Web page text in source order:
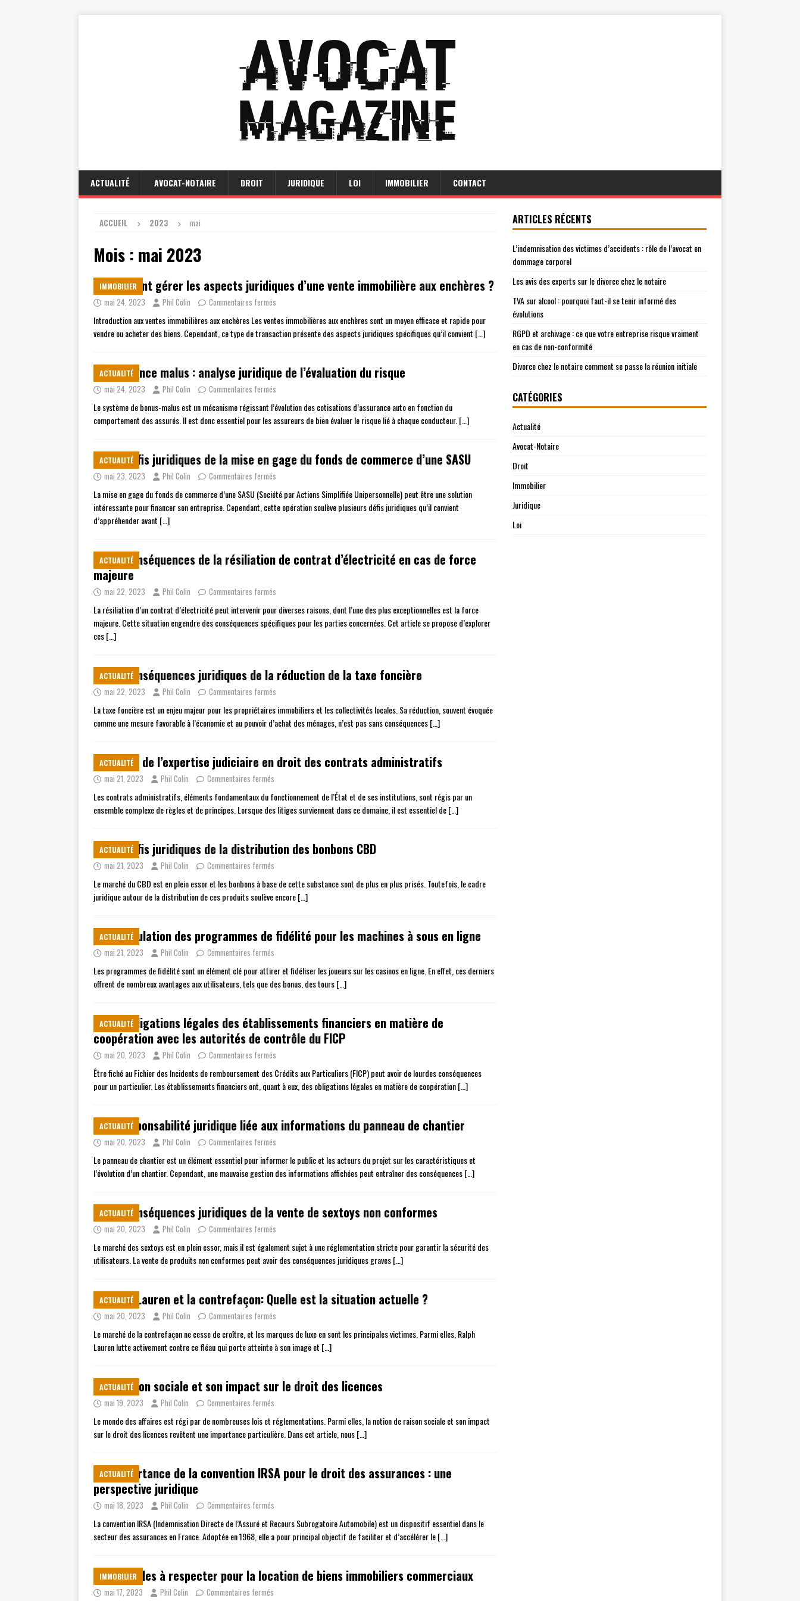
ACTUALITÉ AVOCAT-NOTAIRE DROIT JURIDIQUE LOI IMMOBILIER CONTACT
ACCUEIL 2023 mai
Mois : mai 2023
IMMOBILIER
Comment gérer les aspects juridiques d’une vente immobilière aux enchères ?
mai 24, 2023 Phil Colin Commentaires fermés
Introduction aux ventes immobilières aux enchères Les ventes immobilières aux enchères sont un moyen efficace et rapide pour
vendre ou acheter des biens. Cependant, ce type de transaction présente des aspects juridiques spécifiques qu’il convient […]
ACTUALITÉ
Assurance malus : analyse juridique de l’évaluation du risque
mai 24, 2023 Phil Colin Commentaires fermés
Le système de bonus-malus est un mécanisme régissant l’évolution des cotisations d’assurance auto en fonction du
comportement des assurés. Il est donc essentiel pour les assureurs de bien évaluer le risque lié à chaque conducteur. […]
ACTUALITÉ
Les défis juridiques de la mise en gage du fonds de commerce d’une SASU
mai 23, 2023 Phil Colin Commentaires fermés
La mise en gage du fonds de commerce d’une SASU (Société par Actions Simplifiée Unipersonnelle) peut être une solution
intéressante pour financer son entreprise. Cependant, cette opération soulève plusieurs défis juridiques qu’il convient
d’appréhender avant […]
ACTUALITÉ
Les conséquences de la résiliation de contrat d’électricité en cas de force
majeure
mai 22, 2023 Phil Colin Commentaires fermés
La résiliation d’un contrat d’électricité peut intervenir pour diverses raisons, dont l’une des plus exceptionnelles est la force
majeure. Cette situation engendre des conséquences spécifiques pour les parties concernées. Cet article se propose d’explorer
ces[…]
ACTUALITÉ
Les conséquences juridiques de la réduction de la taxe foncière
mai 22, 2023 Phil Colin Commentaires fermés
La taxe foncière est un enjeu majeur pour les propriétaires immobiliers et les collectivités locales. Sa réduction, souvent évoquée
comme une mesure favorable à l’économie et au pouvoir d’achat des ménages, n’est pas sans conséquences[…]
ACTUALITÉ
Le rôle de l’expertise judiciaire en droit des contrats administratifs
mai 21, 2023 Phil Colin Commentaires fermés
Les contrats administratifs, éléments fondamentaux du fonctionnement de l’État et de ses institutions, sont régis par un
ensemble complexe de règles et de principes. Lorsque des litiges surviennent dans ce domaine, il est essentiel de[…]
ACTUALITÉ
Les défis juridiques de la distribution des bonbons CBD
mai 21, 2023 Phil Colin Commentaires fermés
Le marché du CBD est en plein essor et les bonbons à base de cette substance sont de plus en plus prisés. Toutefois, le cadre
juridique autour de la distribution de ces produits soulève encore[…]
ACTUALITÉ
La régulation des programmes de fidélité pour les machines à sous en ligne
mai 21, 2023 Phil Colin Commentaires fermés
Les programmes de fidélité sont un élément clé pour attirer et fidéliser les joueurs sur les casinos en ligne. En effet, ces derniers
offrent de nombreux avantages aux utilisateurs, tels que des bonus, des tours[…]
ACTUALITÉ
Les obligations légales des établissements financiers en matière de
coopération avec les autorités de contrôle du FICP
mai 20, 2023 Phil Colin Commentaires fermés
Être fiché au Fichier des Incidents de remboursement des Crédits aux Particuliers (FICP) peut avoir de lourdes conséquences
pour un particulier. Les établissements financiers ont, quant à eux, des obligations légales en matière de coopération[…]
ACTUALITÉ
La responsabilité juridique liée aux informations du panneau de chantier
mai 20, 2023 Phil Colin Commentaires fermés
Le panneau de chantier est un élément essentiel pour informer le public et les acteurs du projet sur les caractéristiques et
l’évolution d’un chantier. Cependant, une mauvaise gestion des informations affichées peut entraîner des conséquences[…]
ACTUALITÉ
Les conséquences juridiques de la vente de sextoys non conformes
mai 20, 2023 Phil Colin Commentaires fermés
Le marché des sextoys est en plein essor, mais il est également sujet à une réglementation stricte pour garantir la sécurité des
utilisateurs. La vente de produits non conformes peut avoir des conséquences juridiques graves[…]
ACTUALITÉ
Ralph Lauren et la contrefaçon: Quelle est la situation actuelle ?
mai 20, 2023 Phil Colin Commentaires fermés
Le marché de la contrefaçon ne cesse de croître, et les marques de luxe en sont les principales victimes. Parmi elles, Ralph
Lauren lutte activement contre ce fléau qui porte atteinte à son image et […]
ACTUALITÉ
La raison sociale et son impact sur le droit des licences
mai 19, 2023 Phil Colin Commentaires fermés
Le monde des affaires est régi par de nombreuses lois et réglementations. Parmi elles, la notion de raison sociale et son impact
sur le droit des licences revêtent une importance particulière. Dans cet article, nous[…]
ACTUALITÉ
L’importance de la convention IRSA pour le droit des assurances : une
perspective juridique
mai 18, 2023 Phil Colin Commentaires fermés
La convention IRSA (Indemnisation Directe de l’Assuré et Recours Subrogatoire Automobile) est un dispositif essentiel dans le
secteur des assurances en France. Adoptée en 1968, elle a pour principal objectif de faciliter et d’accélérer le[…]
IMMOBILIER
Les règles à respecter pour la location de biens immobiliers commerciaux
mai 17, 2023 Phil Colin Commentaires fermés
ARTICLES RÉCENTS
L’indemnisation des victimes d’accidents : rôle de l’avocat en
dommage corporel
Les avis des experts sur le divorce chez le notaire
TVA sur alcool : pourquoi faut-il se tenir informé des
évolutions
RGPD et archivage : ce que votre entreprise risque vraiment
en cas de non-conformité
Divorce chez le notaire comment se passe la réunion initiale
CATÉGORIES
Actualité
Avocat-Notaire
Droit
Immobilier
Juridique
Loi